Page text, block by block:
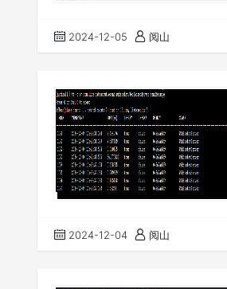
2024-12-05 阅山
2024-12-04 阅山